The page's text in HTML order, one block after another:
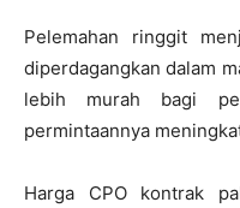
Pelemahan ringgit
diperdagangkan dalam
lebih murah bagi
permintaannya
Harga CPO kontrak